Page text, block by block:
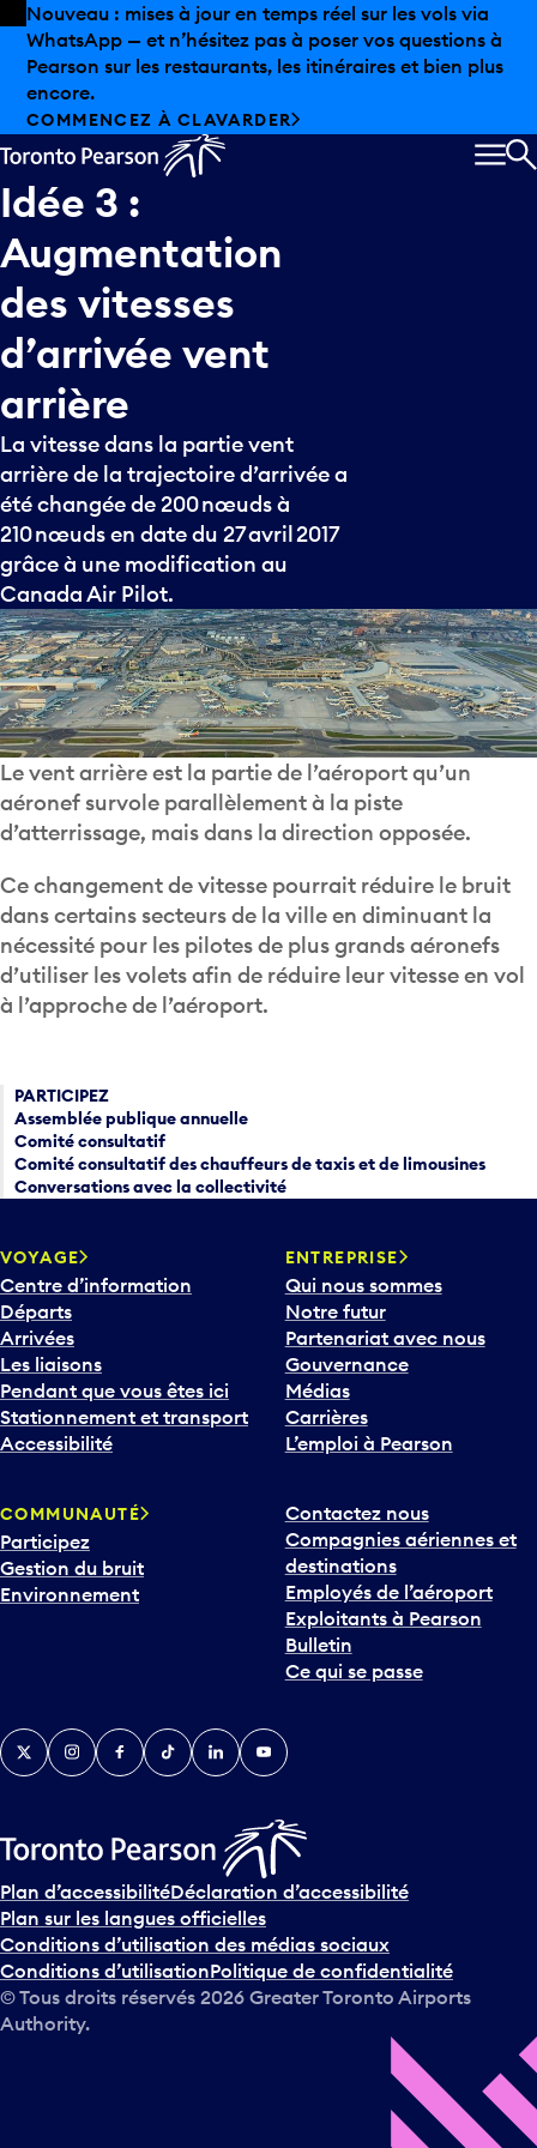
Skip to offers
Passer au contenu principal
Nouveau : mises à jour en temps réel sur les vols via
WhatsApp — et n’hésitez pas à poser vos questions à
Pearson sur les restaurants, les itinéraires et bien plus
encore.
COMMENCEZ À CLAVARDER
Idée 3 :
Augmentation
des vitesses
d’arrivée vent
arrière
La vitesse dans la partie vent
arrière de la trajectoire d’arrivée a
été changée de 200 nœuds à
210 nœuds en date du 27 avril 2017
grâce à une modification au
Canada Air Pilot.
Le vent arrière est la partie de l’aéroport qu’un
aéronef survole parallèlement à la piste
d’atterrissage, mais dans la direction opposée.
Ce changement de vitesse pourrait réduire le bruit
dans certains secteurs de la ville en diminuant la
nécessité pour les pilotes de plus grands aéronefs
d’utiliser les volets afin de réduire leur vitesse en vol
à l’approche de l’aéroport.
PARTICIPEZ
Assemblée publique annuelle
Comité consultatif
Comité consultatif des chauffeurs de taxis et de limousines
Conversations avec la collectivité
VOYAGE
Centre d’information
Départs
Arrivées
Les liaisons
Pendant que vous êtes ici
Stationnement et transport
Accessibilité
ENTREPRISE
Qui nous sommes
Notre futur
Partenariat avec nous
Gouvernance
Médias
Carrières
L’emploi à Pearson
COMMUNAUTÉ
Participez
Gestion du bruit
Environnement
Contactez nous
Compagnies aériennes et
destinations
Employés de l’aéroport
Exploitants à Pearson
Bulletin
Ce qui se passe
TwitterInstagramFacebook
TikTokLinkedInYouTube
Plan d’accessibilitéDéclaration d’accessibilité
Plan sur les langues officielles
Conditions d’utilisation des médias sociaux
Conditions d’utilisationPolitique de confidentialité
© Tous droits réservés 2026 Greater Toronto Airports
Authority.